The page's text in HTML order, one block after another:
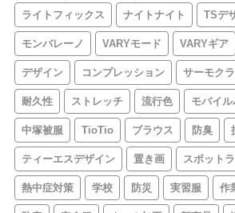
ライトフィックス ナイトナイト TSデ
モンバレーノ VARYモード VARYギア
デザイン コンプレッション サーモク
耐久性 ストレッチ 流行色 モバイ
中塚被服 TioTio ブラウス 防臭
ティーエスデザイン 置き画 スポット
熱中症対策 学校 防災 実習服 作